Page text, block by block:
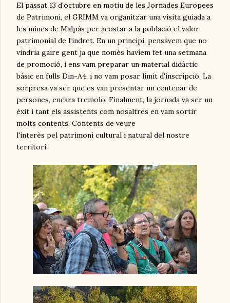
El passat 13 d'octubre en motiu de les Jornades Europees
de Patrimoni, el GRIMM va organitzar una visita guiada a
les mines de Malpàs per acostar a la població el valor
patrimonial de l'indret. En un principi, pensàvem que no
vindria gaire gent ja que només havíem fet una setmana
de promoció, i ens vam preparar un material didàctic
bàsic en fulls Din-A4, i no vam posar límit d'inscripció. La
sorpresa va ser que es van presentar un centenar de
persones, encara tremolo. Finalment, la jornada va ser un
èxit i tant els assistents com nosaltres en vam sortir
molts contents. Contents de veure
l'interès pel patrimoni cultural i natural del nostre
territori.